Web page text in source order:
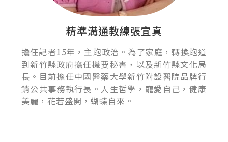
精準溝通教練張宜真
擔任記者15年，主跑政治。為了家庭，轉換跑道
到新竹縣政府擔任機要秘書，以及新竹縣文化局
長。目前擔任中國醫藥大學新竹附設醫院品牌行
銷公共事務執行長。人生哲學，寵愛自己，健康
美麗，花若盛開，蝴蝶自來。